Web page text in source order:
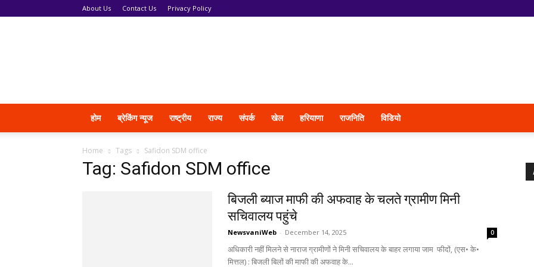
About Us Contact Us Privacy Policy
होम ब्रेकिंग न्यूज राष्ट्रीय राज्य संपर्क खेल हरियाणा राजनिति विडियो
Home Tags Safidon SDM office
Tag: Safidon SDM office
बिजली ब्याज माफी की अफवाह के चलते ग्रामीण मिनी
सचिवालय पहुंचे
NewsvaniWeb - December 14, 2025 0
अधिकारी नहीं मिलने से नाराज ग्रामीणों ने मिनी सचिवालय के बाहर लगाया जाम फीदों, (एस• के•
मित्तल) : बिजली बिलों की माफी की अफवाह के...